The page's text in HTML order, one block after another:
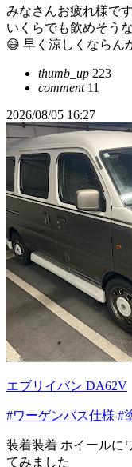
みなさんお疲れ様で
いくらでも飲めそう
😅 早く涼しくならん
thumb_up 223
comment11
2026/08/05 16:27
エブリイバン DA62V
#ワーゲンバス仕様 #
装着装着 ホイールに
てみました